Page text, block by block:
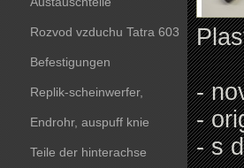
Rozvod vzduchu Tatra 603
Befestigungen
Replik-scheinwerfer,
kunststoffteile
Endrohr, auspuff knie
Teile der hinterachse
-
-
- s